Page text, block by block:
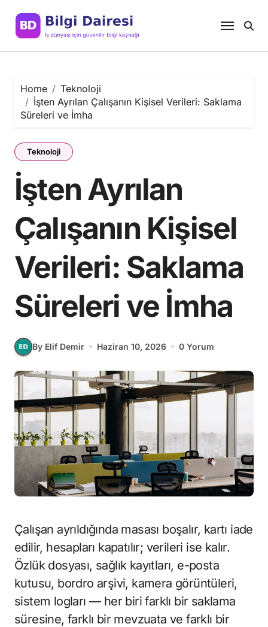
content
Home
Teknoloji
İşten Ayrılan Çalışanın Kişisel Verileri: Saklama
Süreleri ve İmha
Teknoloji
İşten Ayrılan
Çalışanın Kişisel
Verileri: Saklama
Süreleri ve İmha
By Elif Demir Haziran 10, 2026 0 Yorum
Çalışan ayrıldığında masası boşalır, kartı iade
edilir, hesapları kapatılır; verileri ise kalır.
Özlük dosyası, sağlık kayıtları, e-posta
kutusu, bordro arşivi, kamera görüntüleri,
sistem logları — her biri farklı bir saklama
süresine, farklı bir mevzuata ve farklı bir